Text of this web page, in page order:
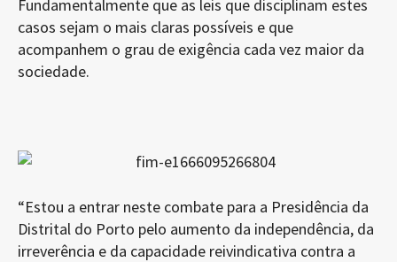
Fundamentalmente que as leis que disciplinam estes
casos sejam o mais claras possíveis e que
acompanhem o grau de exigência cada vez maior da
sociedade.
“Estou a entrar neste combate para a Presidência da
Distrital do Porto pelo aumento da independência, da
irreverência e da capacidade reivindicativa contra a